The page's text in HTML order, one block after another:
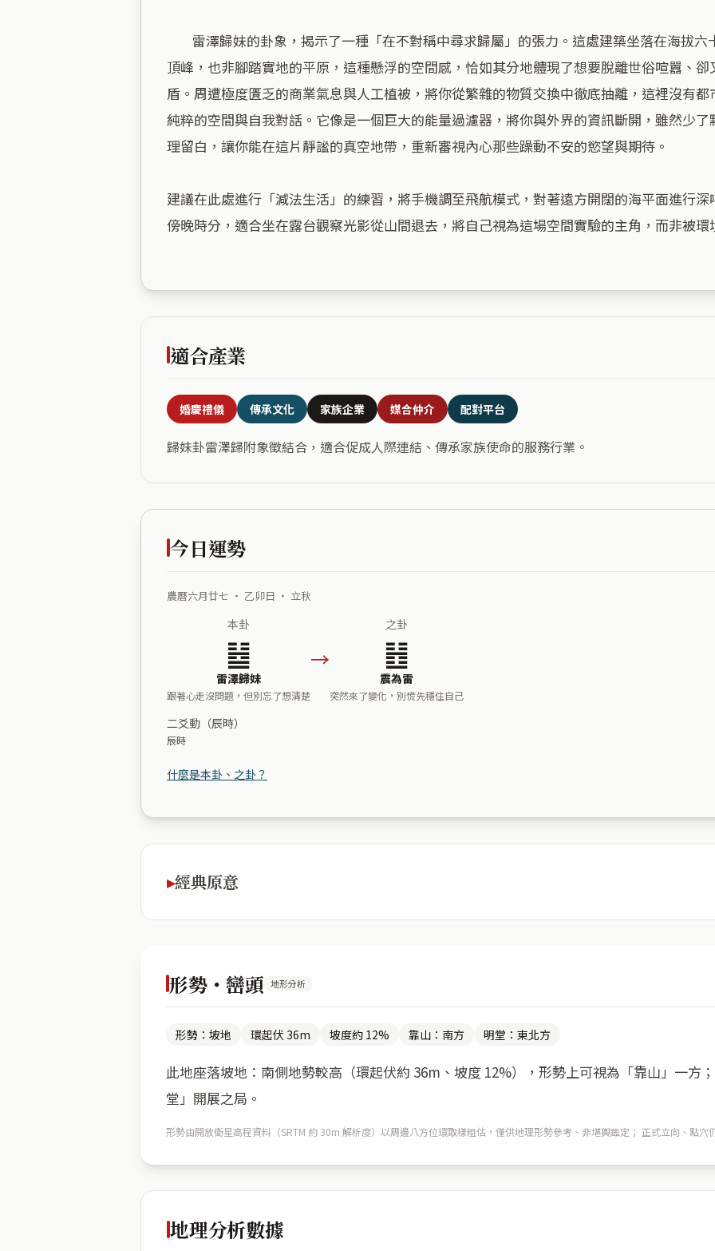
頂峰，也非腳踏實地的平原，這種懸浮的空間感，恰如其分地體現了想要脫離世俗喧囂、
盾。周遭極度匱乏的商業氣息與人工植被，將你從繁雜的物質交換中徹底抽離，這裡沒有
純粹的空間與自我對話。它像是一個巨大的能量過濾器，將你與外界的資訊斷開，雖然少
理留白，讓你能在這片靜謐的真空地帶，重新審視內心那些躁動不安的慾望與期待。
建議在此處進行「減法生活」的練習，將手機調至飛航模式，對著遠方開闊的海平面進行
傍晚時分，適合坐在露台觀察光影從山間退去，將自己視為這場空間實驗的主角，而非被環
適合產業
婚慶禮儀 傳承文化 家族企業 媒合仲介 配對平台
歸妹卦雷澤歸附象徵結合，適合促成人際連結、傳承家族使命的服務行業。
今日運勢
農曆六月廿七 ・ 乙卯日 ・ 立秋
本卦
䷵
雷澤歸妹
跟著心走沒問題，但別忘了想清楚
→
之卦
䷲
震為雷
突然來了變化，別慌先穩住自己
二爻動（辰時）
辰時
什麼是本卦、之卦？
經典原意
形勢・巒頭 地形分析
形勢：坡地 環起伏 36m 坡度約 12% 靠山：南方 明堂：東北方
此地座落坡地：南側地勢較高（環起伏約 36m、坡度 12%），形勢上可視為「靠山」一方
堂」開展之局。
形勢由開放衛星高程資料（SRTM 約 30m 解析度）以周邊八方位環取樣粗估，僅供地理形勢參考、非堪輿鑑定； 正式立向、點穴
地理分析數據